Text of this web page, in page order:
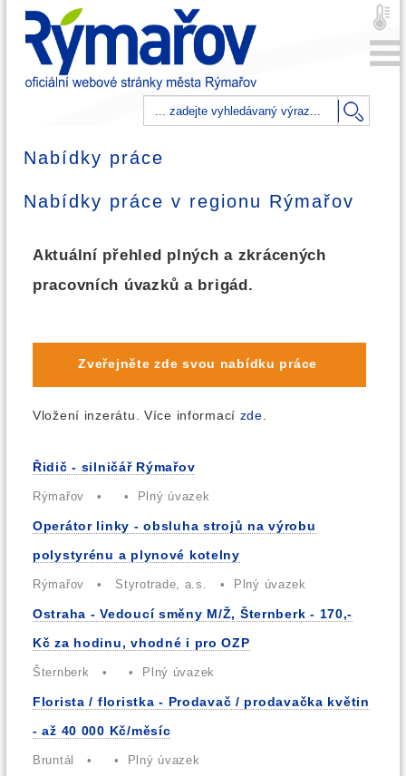
Nabídky práce
Nabídky práce v regionu Rýmařov
Aktuální přehled plných a zkrácených
pracovních úvazků a brigád.
Zveřejněte zde svou nabídku práce
Vložení inzerátu. Více informací zde
Řidič - silničář Rýmařov
Rýmařov • • Plný úvazek
Operátor linky - obsluha strojů na výrobu
polystyrénu a plynové kotelny
Rýmařov • Styrotrade, a.s. • Plný úvazek
Ostraha - Vedoucí směny M/Ž, Šternberk - 170,-
Kč za hodinu, vhodné i pro OZP
Šternberk • • Plný úvazek
Florista / floristka - Prodavač / prodavačka květin
- až 40 000 Kč/měsíc
Bruntál • • Plný úvazek